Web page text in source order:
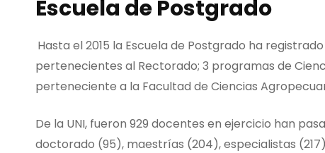
Escuela de Postgrado
Hasta el 2015 la Escuela de Postgrado ha
pertenecientes al Rectorado; 3 programas de
perteneciente a la Facultad de Ciencias
De la UNI, fueron 929 docentes en ejercicio han
doctorado (95), maestrías (204), especialistas